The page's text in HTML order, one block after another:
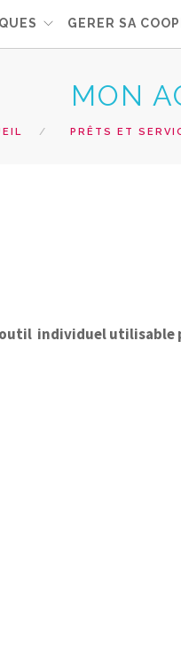
GERER SA
MON
PRÊTS ET
individuel utilisable